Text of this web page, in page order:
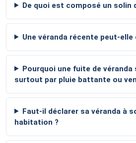
De quoi est composé un solin
Une véranda récente peut-elle
Pourquoi une fuite de
surtout par pluie battante ou
Faut-il déclarer sa véranda à
habitation ?